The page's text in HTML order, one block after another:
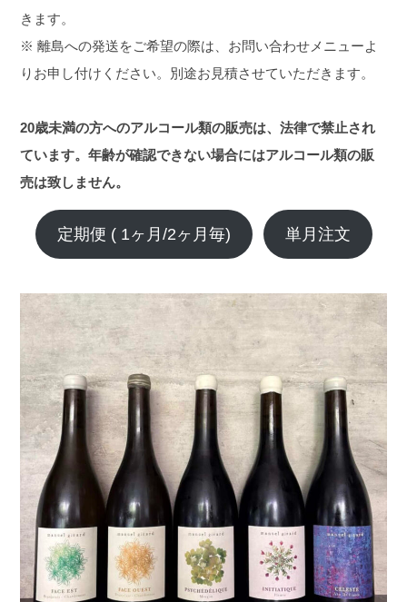
きます。
※ 離島への発送をご希望の際は、お問い合わせメニューよ
りお申し付けください。別途お見積させていただきます。
20歳未満の方へのアルコール類の販売は、法律で禁止され
ています。年齢が確認できない場合にはアルコール類の販
売は致しません。
定期便 ( 1ヶ月/2ヶ月毎) 単月注文